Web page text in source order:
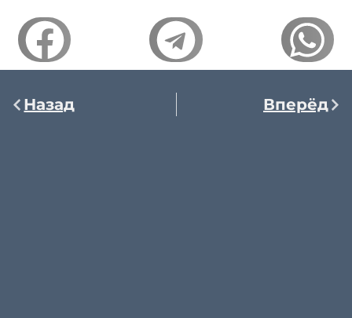
Назад Вперёд